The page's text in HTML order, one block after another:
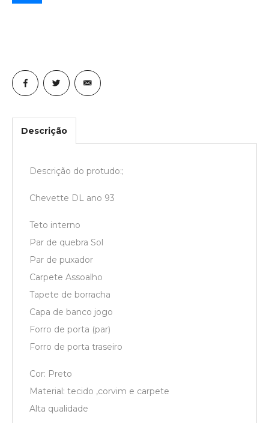
Descrição
Descrição do protudo:;
Chevette DL ano 93
Teto interno
Par de quebra Sol
Par de puxador
Carpete Assoalho
Tapete de borracha
Capa de banco jogo
Forro de porta (par)
Forro de porta traseiro
Cor: Preto
Material: tecido ,corvim e carpete
Alta qualidade